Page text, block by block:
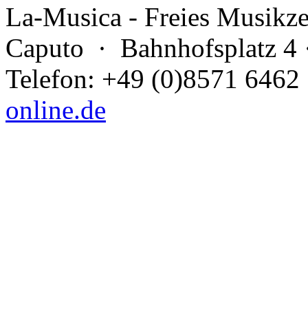
La-Musica - Freies
Caputo · Bahnhofsplatz 4
Telefon: +49 (0)8571
online.de